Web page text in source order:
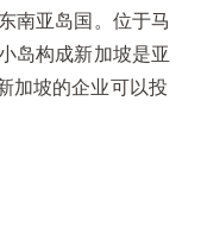
南亚岛国。位于马
岛构成新加坡是亚
加坡的企业可以投